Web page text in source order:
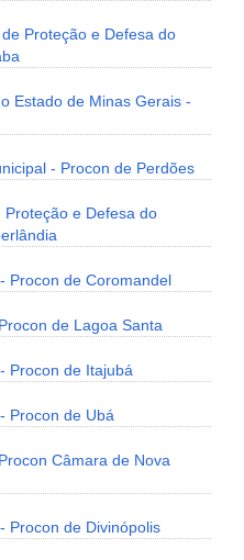
Proteção e Defesa do
Estado de Minas Gerais -
- Procon de Perdões
e Defesa do
Procon de Coromandel
de Lagoa Santa
Procon de Itajubá
Procon de Ubá
Câmara de Nova
Procon de Divinópolis